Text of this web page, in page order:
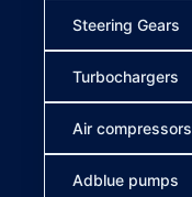
Steering Gears
Turbochargers
Air compressors
Adblue pumps